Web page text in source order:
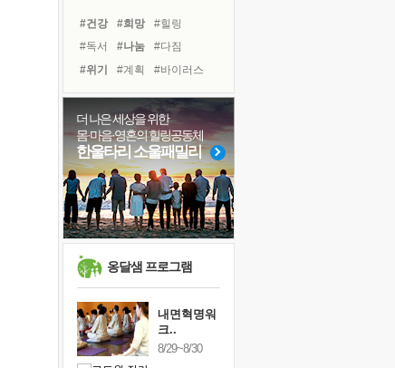
슬럼프
보고 싶은 어머니
유년 시절의 부산 영도 바다
못된 꼰대들
희망이란
'모른다'는 것
영적 성장의 여정
#건강 #희망
#힐링
#독서
#나눔
#다짐
#위기
#계획
#바이러스
#선택
#비전캠프
#아이들
#면역력
#친구
#리더
#명상
#독서캠프
#유튜브
#경험
#도움
#삶
더 나은 세상을 위한
몸·마음·영혼의 힐링공동체
한울타리 소울패밀리
옹달샘 프로그램
내면혁명워
크..
8/29~8/30